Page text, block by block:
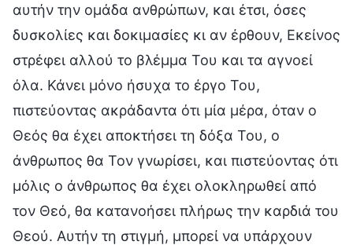
αυτήν την ομάδα ανθρώπων, και έτσι, όσες
δυσκολίες και δοκιμασίες κι αν έρθουν, Εκείνος
στρέφει αλλού το βλέμμα Του και τα αγνοεί
όλα. Κάνει μόνο ήσυχα το έργο Του,
πιστεύοντας ακράδαντα ότι μία μέρα, όταν ο
Θεός θα έχει αποκτήσει τη δόξα Του, ο
άνθρωπος θα Τον γνωρίσει, και πιστεύοντας ότι
μόλις ο άνθρωπος θα έχει ολοκληρωθεί από
τον Θεό, θα κατανοήσει πλήρως την καρδιά του
Θεού. Αυτήν τη στιγμή, μπορεί να υπάρχουν